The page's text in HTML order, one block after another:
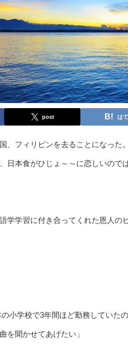
post は
、フィリピンを去ることになった。
日本食がひじょ～～に恋しいので
学学習に付き合ってくれた恩人の
小学校で3年間ほど勤務していた
を聞かせてあげたい」